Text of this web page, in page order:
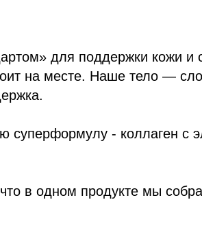
для поддержки кожи и
на месте. Наше тело —
суперформулу - коллаген с
в одном продукте мы